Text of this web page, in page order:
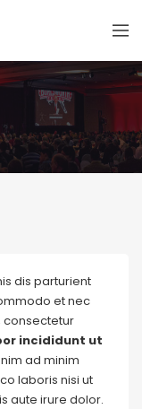
dis parturient
et nec
consectetur
incididunt ut
ad minim
laboris nisi ut
aute irure dolor.